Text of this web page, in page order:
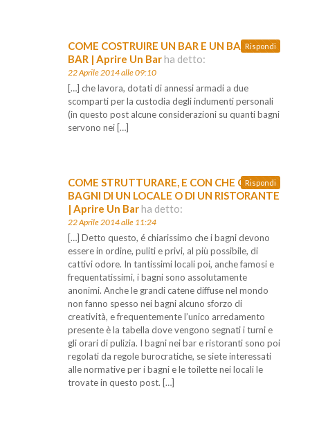
COME COSTRUIRE UN BAR E UN BANCO
BAR | Aprire Un Barha detto:
22 Aprile 2014 alle 09:10
[…] che lavora, dotati di annessi armadi a due
scomparti per la custodia degli indumenti personali
(in questo post alcune considerazioni su quanti bagni
servono nei […]
Rispondi
COME STRUTTURARE, E CON CHE COSTI,I
BAGNI DI UN LOCALE O DI UN RISTORANTE
| Aprire Un Barha detto:
22 Aprile 2014 alle 11:24
[…] Detto questo, é chiarissimo che i bagni devono
essere in ordine, puliti e privi, al più possibile, di
cattivi odore. In tantissimi locali poi, anche famosi e
frequentatissimi, i bagni sono assolutamente
anonimi. Anche le grandi catene diffuse nel mondo
non fanno spesso nei bagni alcuno sforzo di
creatività, e frequentemente l’unico arredamento
presente è la tabella dove vengono segnati i turni e
gli orari di pulizia. I bagni nei bar e ristoranti sono poi
regolati da regole burocratiche, se siete interessati
alle normative per i bagni e le toilette nei locali le
trovate in questo post. […]
Rispondi